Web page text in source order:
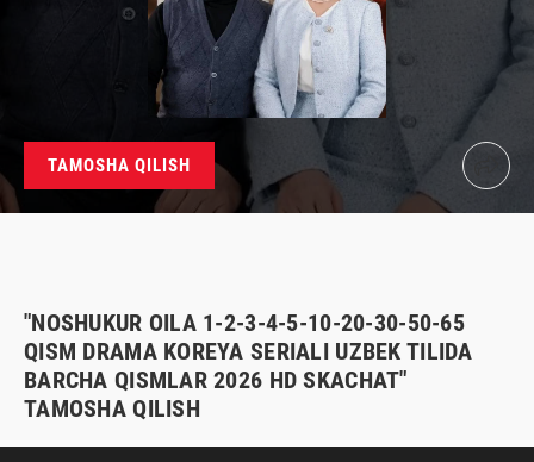
TAMOSHA QILISH
"NOSHUKUR OILA 1-2-3-4-5-10-20-30-50-65
QISM DRAMA KOREYA SERIALI UZBEK TILIDA
BARCHA QISMLAR 2026 HD SKACHAT"
TAMOSHA QILISH